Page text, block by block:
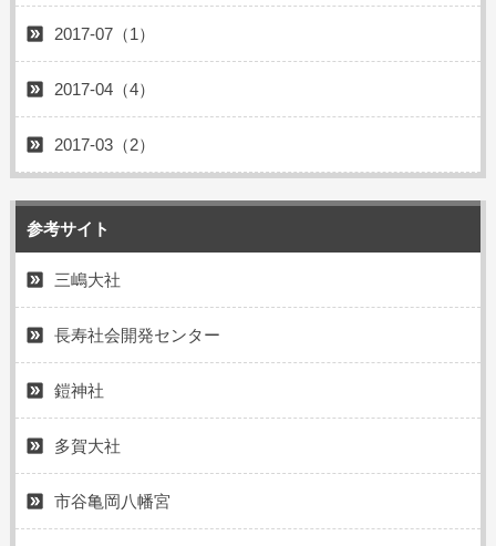
2017-07（1）
2017-04（4）
2017-03（2）
参考サイト
三嶋大社
長寿社会開発センター
鎧神社
多賀大社
市谷亀岡八幡宮